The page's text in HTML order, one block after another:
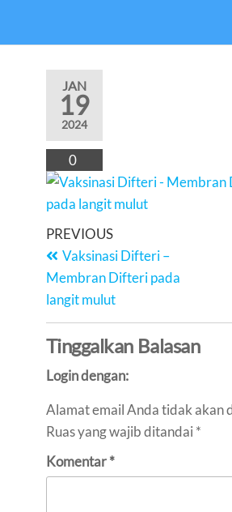
JAN
19
2024
0
Navigasi
pos
Previous
Post
PREVIOUS
Vaksinasi Difteri –
Membran Difteri pada
langit mulut
Tinggalkan Balasan
Login dengan:
Alamat email Anda tidak akan
Ruas yang wajib ditandai *
Komentar*